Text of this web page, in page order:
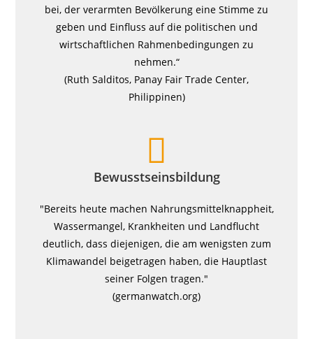
bei, der verarmten Bevölkerung eine Stimme zu
geben und Einfluss auf die politischen und
wirtschaftlichen Rahmenbedingungen zu
nehmen.“
(Ruth Salditos, Panay Fair Trade Center,
Philippinen)
Bewusstseinsbildung
"Bereits heute machen Nahrungsmittelknappheit,
Wassermangel, Krankheiten und Landflucht
deutlich, dass diejenigen, die am wenigsten zum
Klimawandel beigetragen haben, die Hauptlast
seiner Folgen tragen."
(germanwatch.org)